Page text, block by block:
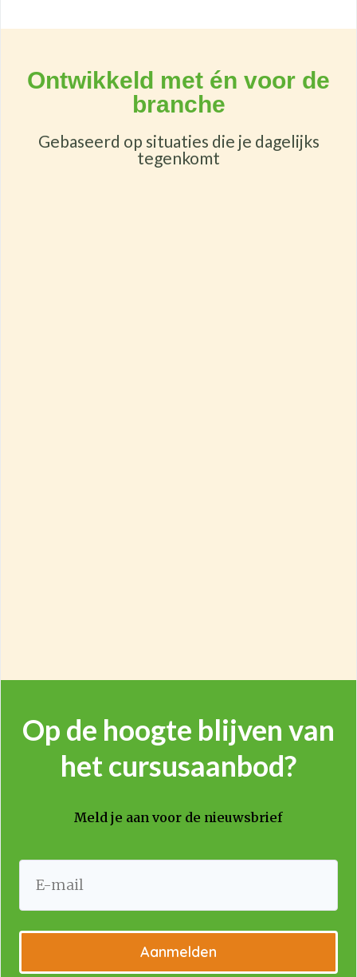
Ontwikkeld met én voor de
branche
Gebaseerd op situaties die je dagelijks
tegenkomt
Op de hoogte blijven van
het cursusaanbod?
Meld je aan voor de nieuwsbrief
Aanmelden